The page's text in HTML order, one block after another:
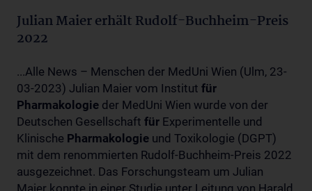
Julian Maier erhält Rudolf-Buchheim-Preis
2022
...Alle News – Menschen der MedUni Wien (Ulm, 23-
03-2023) Julian Maier vom Institut für
Pharmakologie der MedUni Wien wurde von der
Deutschen Gesellschaft für Experimentelle und
Klinische Pharmakologie und Toxikologie (DGPT)
mit dem renommierten Rudolf-Buchheim-Preis 2022
ausgezeichnet. Das Forschungsteam um Julian
Maier konnte in einer Studie unter Leitung von Harald